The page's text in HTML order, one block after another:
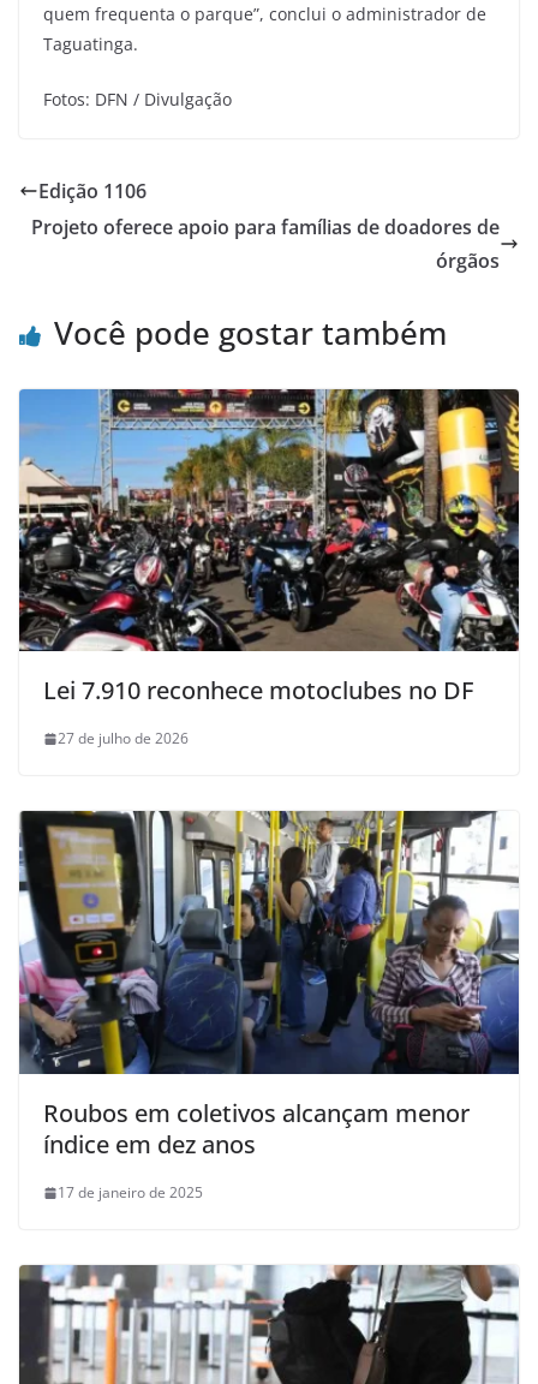
quem frequenta o parque”, conclui o administrador de
Taguatinga.
Fotos: DFN / Divulgação
Edição 1106
Projeto oferece apoio para famílias de doadores de
órgãos
Você pode gostar também
Lei 7.910 reconhece motoclubes no DF
27 de julho de 2026
Roubos em coletivos alcançam menor
índice em dez anos
17 de janeiro de 2025